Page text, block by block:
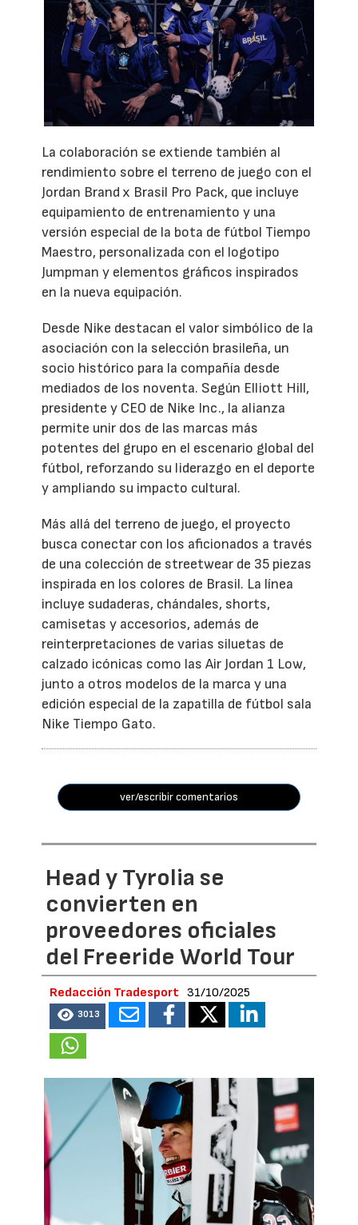
La colaboración se extiende también al
rendimiento sobre el terreno de juego con el
Jordan Brand x Brasil Pro Pack, que incluye
equipamiento de entrenamiento y una
versión especial de la bota de fútbol Tiempo
Maestro, personalizada con el logotipo
Jumpman y elementos gráficos inspirados
en la nueva equipación.
Desde Nike destacan el valor simbólico de la
asociación con la selección brasileña, un
socio histórico para la compañía desde
mediados de los noventa. Según Elliott Hill,
presidente y CEO de Nike Inc., la alianza
permite unir dos de las marcas más
potentes del grupo en el escenario global del
fútbol, reforzando su liderazgo en el deporte
y ampliando su impacto cultural.
Más allá del terreno de juego, el proyecto
busca conectar con los aficionados a través
de una colección de streetwear de 35 piezas
inspirada en los colores de Brasil. La línea
incluye sudaderas, chándales, shorts,
camisetas y accesorios, además de
reinterpretaciones de varias siluetas de
calzado icónicas como las Air Jordan 1 Low,
junto a otros modelos de la marca y una
edición especial de la zapatilla de fútbol sala
Nike Tiempo Gato.
ver/escribir comentarios
Head y Tyrolia se
convierten en
proveedores oficiales
del Freeride World Tour
Redacción Tradesport 31/10/2025
3013